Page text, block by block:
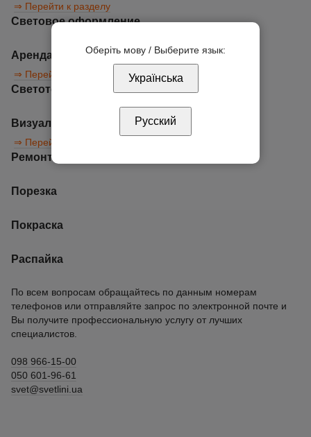
⇒ Перейти к разделу
Световое оформление
Аренда LED продукции
⇒ Перейти к разделу
Светотехнический просчет в DIALux
Визуализация
⇒ Перейти к разделу
Ремонт Led продукции
Порезка
Покраска
Распайка
По всем вопросам обращайтесь по данным номерам
телефонов или отправляйте запрос по электронной почте и
Вы получите профессиональную услугу от лучших
специалистов.
098 966-15-00
050 601-96-61
svet@svetlini.ua
Оберіть мову / Выберите язык:
Українська
Русский